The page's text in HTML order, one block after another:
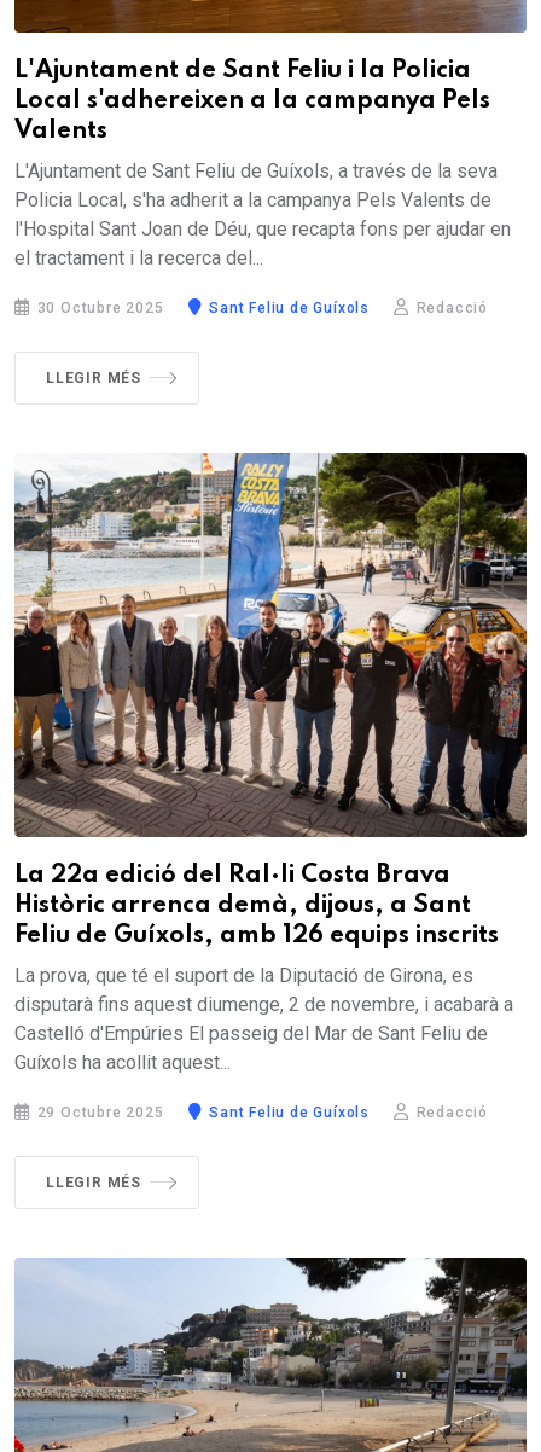
L'Ajuntament de Sant Feliu i la Policia
Local s'adhereixen a la campanya Pels
Valents
L'Ajuntament de Sant Feliu de Guíxols, a través de la seva
Policia Local, s'ha adherit a la campanya Pels Valents de
l'Hospital Sant Joan de Déu, que recapta fons per ajudar en
el tractament i la recerca del...
30 Octubre 2025 Sant Feliu de Guíxols Redacció
LLEGIR MÉS
La 22a edició del Ral·li Costa Brava
Històric arrenca demà, dijous, a Sant
Feliu de Guíxols, amb 126 equips inscrits
La prova, que té el suport de la Diputació de Girona, es
disputarà fins aquest diumenge, 2 de novembre, i acabarà a
Castelló d'Empúries El passeig del Mar de Sant Feliu de
Guíxols ha acollit aquest...
29 Octubre 2025 Sant Feliu de Guíxols Redacció
LLEGIR MÉS